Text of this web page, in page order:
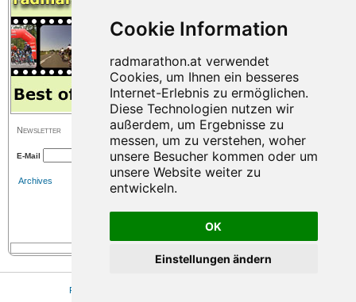
OK
Einstellungen ändern
Newsletter
E-Mail
Archives
Press